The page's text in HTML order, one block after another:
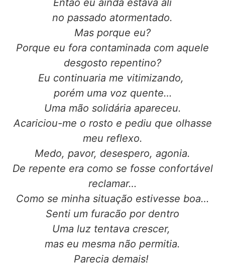
Então eu ainda estava ali
no passado atormentado.
Mas porque eu?
Porque eu fora contaminada com aquele
desgosto repentino?
Eu continuaria me vitimizando,
porém uma voz quente…
Uma mão solidária apareceu.
Acariciou-me o rosto e pediu que olhasse
meu reflexo.
Medo, pavor, desespero, agonia.
De repente era como se fosse confortável
reclamar…
Como se minha situação estivesse boa…
Senti um furacão por dentro
Uma luz tentava crescer,
mas eu mesma não permitia.
Parecia demais!